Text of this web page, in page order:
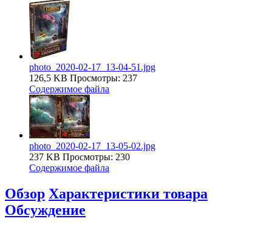
photo_2020-02-17_13-04-51.jpg
126,5 KB Просмотры: 237
Содержимое файла
photo_2020-02-17_13-05-02.jpg
237 KB Просмотры: 230
Содержимое файла
Обзор Характеристики товара
Обсуждение